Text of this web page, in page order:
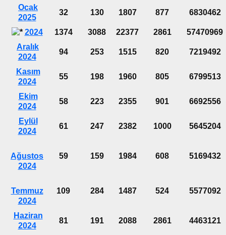
Ocak
2025
32 130 1807 877 6830462
2024 1374 3088 22377 2861
57470969
Aralık
2024
94 253 1515 820 7219492
Kasım
2024
55 198 1960 805 6799513
Ekim
2024
58 223 2355 901 6692556
Eylül
2024
61 247 2382 1000 5645204
Ağustos
2024
59 159 1984 608 5169432
Temmuz
2024
109 284 1487 524 5577092
Haziran
2024
81 191 2088 2861 4463121